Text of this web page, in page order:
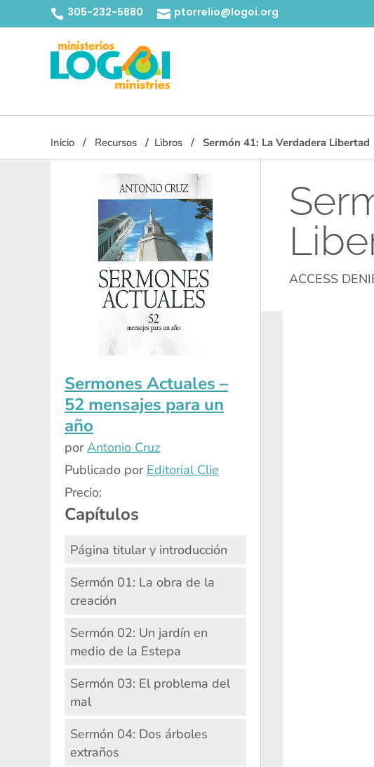
 305-232-5880  ptorrelio@logoi.org
Inicio Recursos Libros Sermón 41: La Verdadera Libertad
Sermones Actuales –
52 mensajes para un
año
porAntonio Cruz
Publicado por Editorial Clie
Precio:
Capítulos
Página titular y introducción
Sermón 01: La obra de la
creación
Sermón 02: Un jardín en
medio de la Estepa
Sermón 03: El problema del
mal
Sermón 04: Dos árboles
extraños
ACCESS